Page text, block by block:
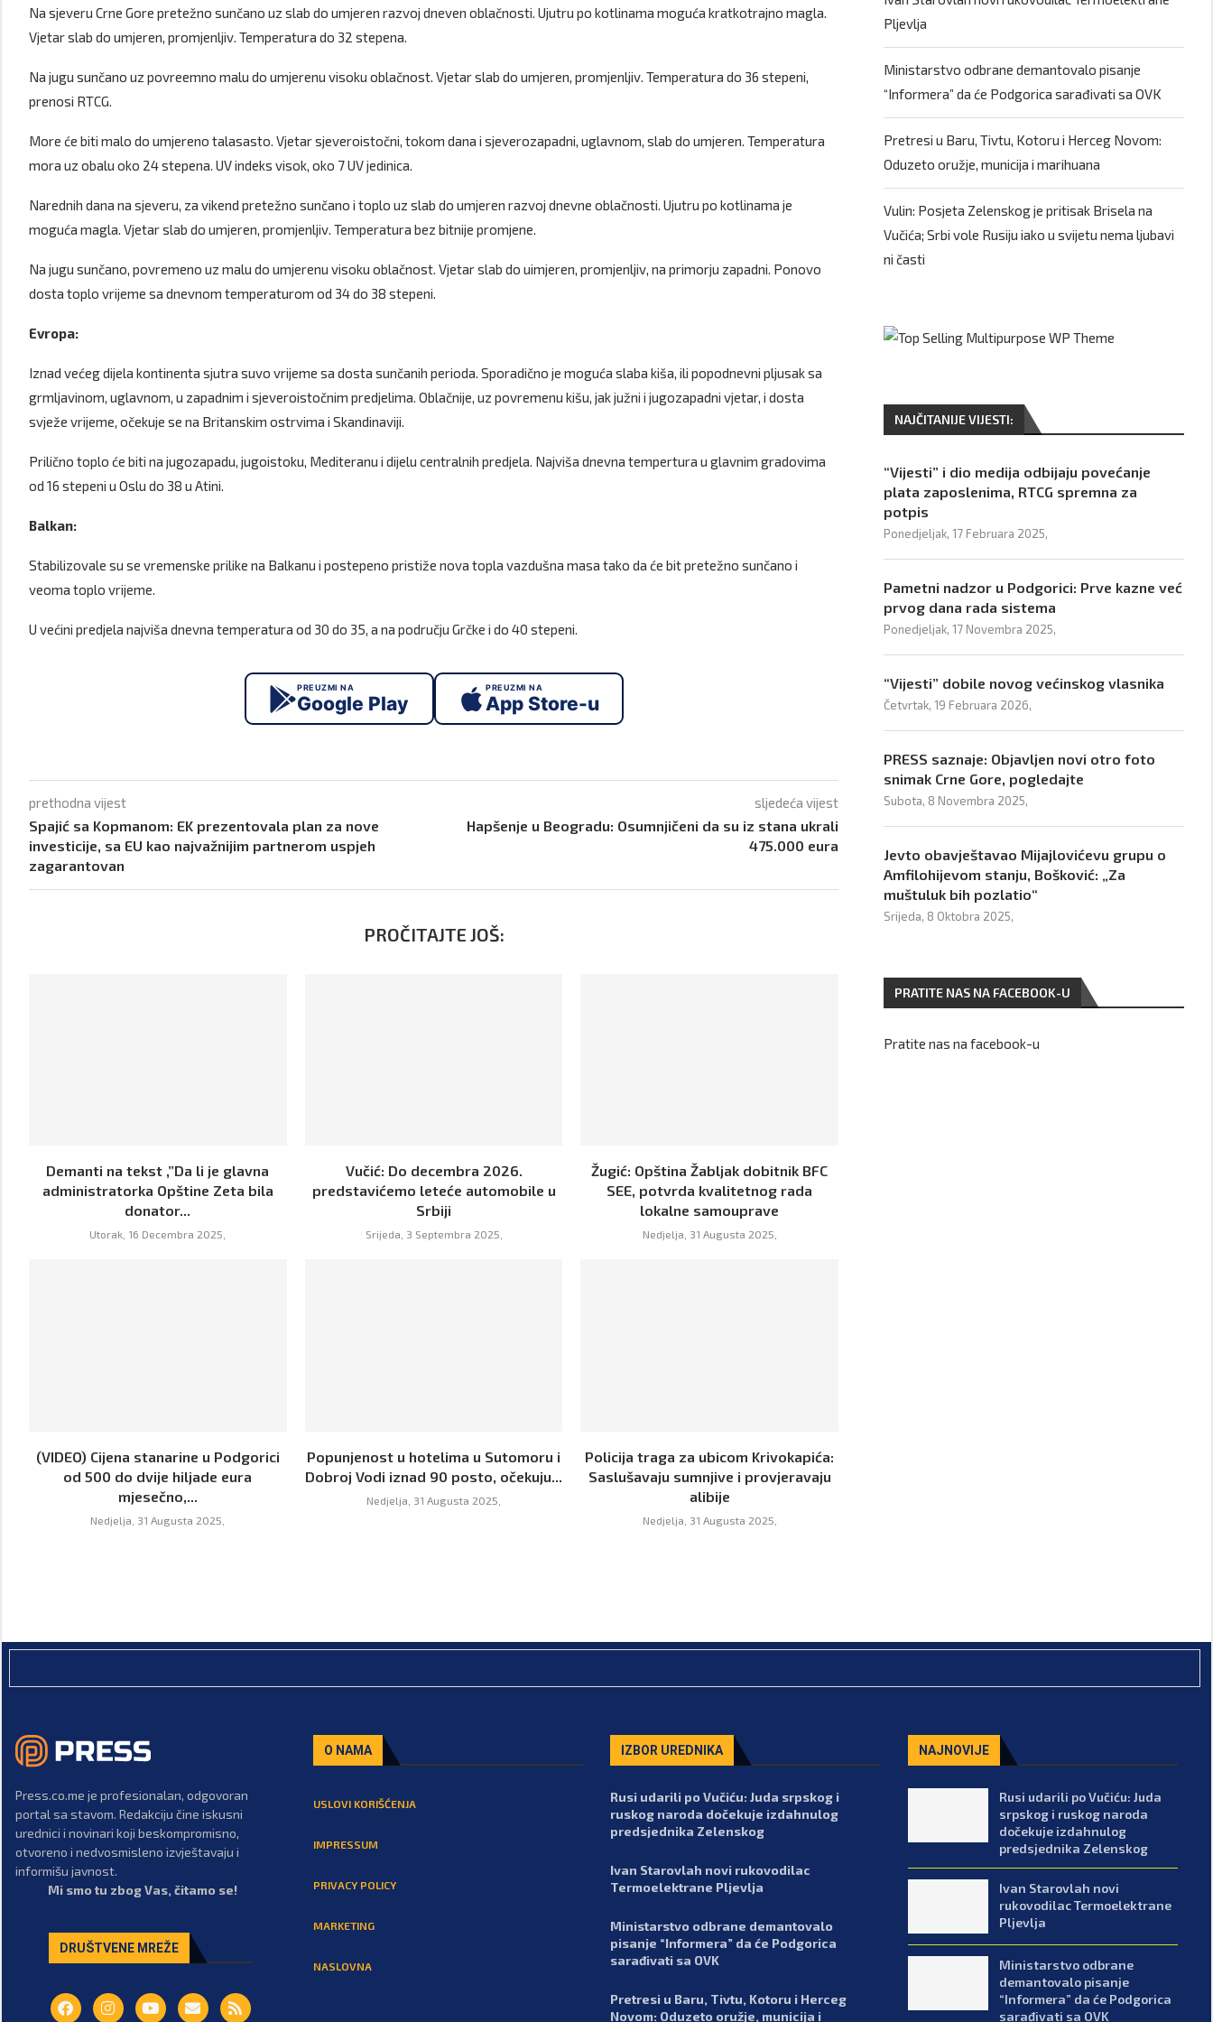
Na sjeveru Crne Gore pretežno sunčano uz slab do umjeren razvoj dneven oblačnosti. Ujutru po kotlinama moguća kratkotrajno magla.
Vjetar slab do umjeren, promjenljiv. Temperatura do 32 stepena.
Na jugu sunčano uz povreemno malu do umjerenu visoku oblačnost. Vjetar slab do umjeren, promjenljiv. Temperatura do 36 stepeni,
prenosi RTCG.
More će biti malo do umjereno talasasto. Vjetar sjeveroistočni, tokom dana i sjeverozapadni, uglavnom, slab do umjeren. Temperatura
mora uz obalu oko 24 stepena. UV indeks visok, oko 7 UV jedinica.
Narednih dana na sjeveru, za vikend pretežno sunčano i toplo uz slab do umjeren razvoj dnevne oblačnosti. Ujutru po kotlinama je
moguća magla. Vjetar slab do umjeren, promjenljiv. Temperatura bez bitnije promjene.
Na jugu sunčano, povremeno uz malu do umjerenu visoku oblačnost. Vjetar slab do uimjeren, promjenljiv, na primorju zapadni. Ponovo
dosta toplo vrijeme sa dnevnom temperaturom od 34 do 38 stepeni.
Evropa:
Iznad većeg dijela kontinenta sjutra suvo vrijeme sa dosta sunčanih perioda. Sporadično je moguća slaba kiša, ili popodnevni pljusak sa
grmljavinom, uglavnom, u zapadnim i sjeveroistočnim predjelima. Oblačnije, uz povremenu kišu, jak južni i jugozapadni vjetar, i dosta
svježe vrijeme, očekuje se na Britanskim ostrvima i Skandinaviji.
Prilično toplo će biti na jugozapadu, jugoistoku, Mediteranu i dijelu centralnih predjela. Najviša dnevna tempertura u glavnim gradovima
od 16 stepeni u Oslu do 38 u Atini.
Balkan:
Stabilizovale su se vremenske prilike na Balkanu i postepeno pristiže nova topla vazdušna masa tako da će bit pretežno sunčano i
veoma toplo vrijeme.
U većini predjela najviša dnevna temperatura od 30 do 35, a na području Grčke i do 40 stepeni.
PREUZMI NA
Google Play
PREUZMI NA
App Store-u
prethodna vijest
Spajić sa Kopmanom: EK prezentovala plan za nove
investicije, sa EU kao najvažnijim partnerom uspjeh
zagarantovan
sljedeća vijest
Hapšenje u Beogradu: Osumnjičeni da su iz stana ukrali
475.000 eura
PROČITAJTE JOŠ:
Demanti na tekst ,”Da li je glavna
administratorka Opštine Zeta bila
donator...
Utorak, 16 Decembra 2025,
Vučić: Do decembra 2026.
predstavićemo leteće automobile u
Srbiji
Srijeda, 3 Septembra 2025,
Žugić: Opština Žabljak dobitnik BFC
SEE, potvrda kvalitetnog rada
lokalne samouprave
Nedjelja, 31 Augusta 2025,
(VIDEO) Cijena stanarine u Podgorici
od 500 do dvije hiljade eura
mjesečno,...
Nedjelja, 31 Augusta 2025,
Popunjenost u hotelima u Sutomoru i
Dobroj Vodi iznad 90 posto, očekuju...
Nedjelja, 31 Augusta 2025,
Policija traga za ubicom Krivokapića:
Saslušavaju sumnjive i provjeravaju
alibije
Nedjelja, 31 Augusta 2025,
Pljevlja
Ministarstvo odbrane demantovalo pisanje
“Informera” da će Podgorica sarađivati sa OVK
Pretresi u Baru, Tivtu, Kotoru i Herceg Novom:
Oduzeto oružje, municija i marihuana
Vulin: Posjeta Zelenskog je pritisak Brisela na
Vučića; Srbi vole Rusiju iako u svijetu nema ljubavi
ni časti
NAJČITANIJE VIJESTI:
“Vijesti” i dio medija odbijaju povećanje
plata zaposlenima, RTCG spremna za
potpis
Ponedjeljak, 17 Februara 2025,
Pametni nadzor u Podgorici: Prve kazne već
prvog dana rada sistema
Ponedjeljak, 17 Novembra 2025,
“Vijesti” dobile novog većinskog vlasnika
Četvrtak, 19 Februara 2026,
PRESS saznaje: Objavljen novi otro foto
snimak Crne Gore, pogledajte
Subota, 8 Novembra 2025,
Jevto obavještavao Mijajlovićevu grupu o
Amfilohijevom stanju, Bošković: „Za
muštuluk bih pozlatio“
Srijeda, 8 Oktobra 2025,
PRATITE NAS NA FACEBOOK-U
Pratite nas na facebook-u
Press.co.me je profesionalan, odgovoran
portal sa stavom. Redakciju čine iskusni
urednici i novinari koji beskompromisno,
otvoreno i nedvosmisleno izvještavaju i
informišu javnost.
Mi smo tu zbog Vas, čitamo se!
DRUŠTVENE MREŽE
O NAMA
USLOVI KORIŠĆENJA
IMPRESSUM
PRIVACY POLICY
MARKETING
NASLOVNA
IZBOR UREDNIKA
Rusi udarili po Vučiću: Juda srpskog i
ruskog naroda dočekuje izdahnulog
predsjednika Zelenskog
Ivan Starovlah novi rukovodilac
Termoelektrane Pljevlja
Ministarstvo odbrane demantovalo
pisanje “Informera” da će Podgorica
sarađivati sa OVK
Pretresi u Baru, Tivtu, Kotoru i Herceg
Novom: Oduzeto oružje, municija i
NAJNOVIJE
Rusi udarili po Vučiću: Juda
srpskog i ruskog naroda
dočekuje izdahnulog
predsjednika Zelenskog
Ivan Starovlah novi
rukovodilac Termoelektrane
Pljevlja
Ministarstvo odbrane
demantovalo pisanje
“Informera” da će Podgorica
sarađivati sa OVK